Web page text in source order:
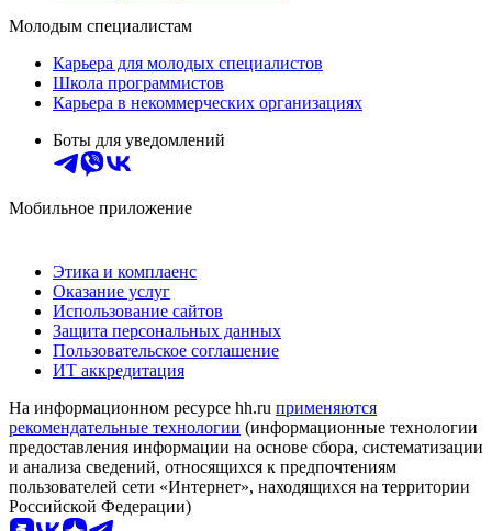
Молодым специалистам
Карьера для молодых специалистов
Школа программистов
Карьера в некоммерческих организациях
Боты для уведомлений
Мобильное приложение
Этика и комплаенс
Оказание услуг
Использование сайтов
Защита персональных данных
Пользовательское соглашение
ИТ аккредитация
На информационном ресурсе hh.ru применяются
рекомендательные технологии (информационные технологии
предоставления информации на основе сбора, систематизации
и анализа сведений, относящихся к предпочтениям
пользователей сети «Интернет», находящихся на территории
Российской Федерации)